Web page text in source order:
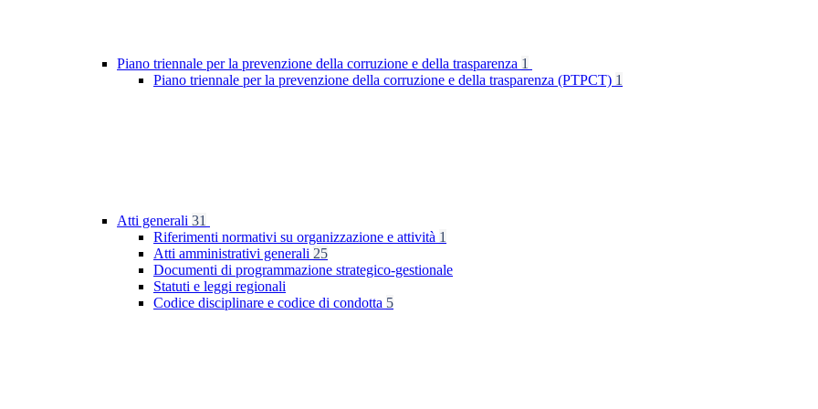
Piano triennale per la prevenzione della corruzione e della trasparenza 1
Piano triennale per la prevenzione della corruzione e della trasparenza (PTPCT) 1
Atti generali 31
Riferimenti normativi su organizzazione e attività 1
Atti amministrativi generali 25
Documenti di programmazione strategico-gestionale
Statuti e leggi regionali
Codice disciplinare e codice di condotta 5